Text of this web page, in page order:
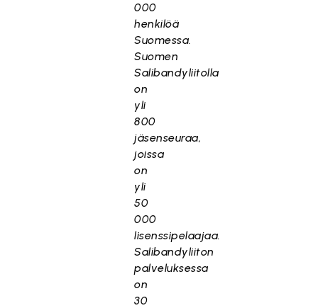
000
henkilöä
Suomessa.
Suomen
Salibandyliitolla
on
yli
800
jäsenseuraa,
joissa
on
yli
50
000
lisenssipelaajaa.
Salibandyliiton
palveluksessa
on
30